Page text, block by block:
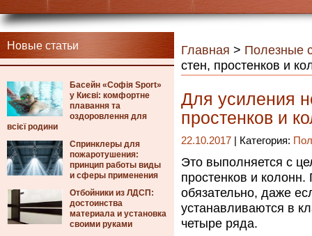
Новые статьи
Басейн «Софія Sport»
у Києві: комфортне
плавання та
оздоровлення для
всієї родини
Спринклеры для
пожаротушения:
принцип работы виды
и сферы применения
Отбойники из ЛДСП:
достоинства
материала и установка
своими руками
Главная > Полезные
стен, простенков и
Для усиления
простенков и
22.10.2017 | Категория:
Это выполняется с
простенков и
обязательно, даже
устанавливаются в
четыре ряда.